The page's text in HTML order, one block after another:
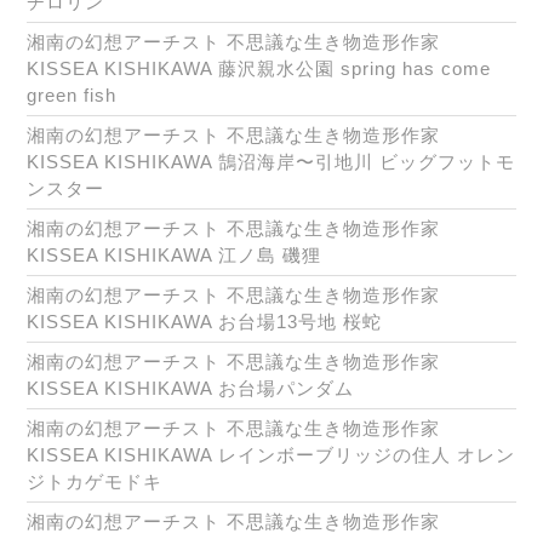
湘南の幻想アーチスト 不思議な生き物造形作家
KISSEA KISHIKAWA 藤沢親水公園 spring has come
green fish
湘南の幻想アーチスト 不思議な生き物造形作家
KISSEA KISHIKAWA 鵠沼海岸〜引地川 ビッグフットモ
ンスター
湘南の幻想アーチスト 不思議な生き物造形作家
KISSEA KISHIKAWA 江ノ島 磯狸
湘南の幻想アーチスト 不思議な生き物造形作家
KISSEA KISHIKAWA お台場13号地 桜蛇
湘南の幻想アーチスト 不思議な生き物造形作家
KISSEA KISHIKAWA お台場パンダム
湘南の幻想アーチスト 不思議な生き物造形作家
KISSEA KISHIKAWA レインボーブリッジの住人 オレン
ジトカゲモドキ
湘南の幻想アーチスト 不思議な生き物造形作家